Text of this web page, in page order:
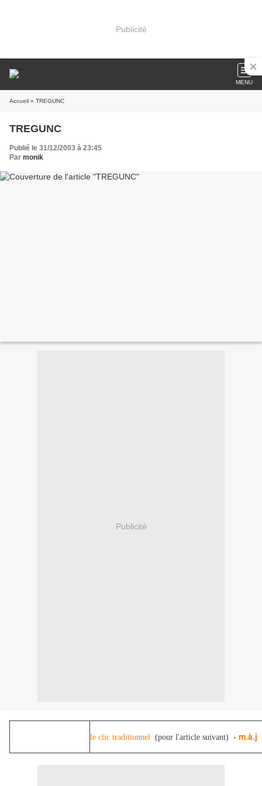
Publicité
MENU
Accueil » TREGUNC
TREGUNC
Publié le 31/12/2003 à 23:45
Par monik
Publicité
le clic traditionnel (pour l'article suivant) - m.à.j